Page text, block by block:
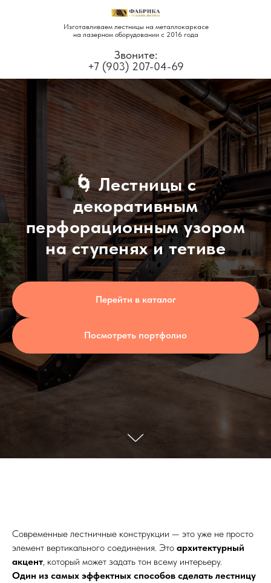
+7 (903) 207-04-69
Звоните:
Изготавливаем лестницы на металлокаркасе
на лазерном оборудовании с 2016 года
🌀 Лестницы с
декоративным
перфорационным узором
на ступенях и тетиве
Перейти в каталог
Посмотреть портфолио
Современные лестничные конструкции — это уже не просто
элемент вертикального соединения. Это архитектурный
акцент, который может задать тон всему интерьеру.
Один из самых эффектных способов сделать лестницу